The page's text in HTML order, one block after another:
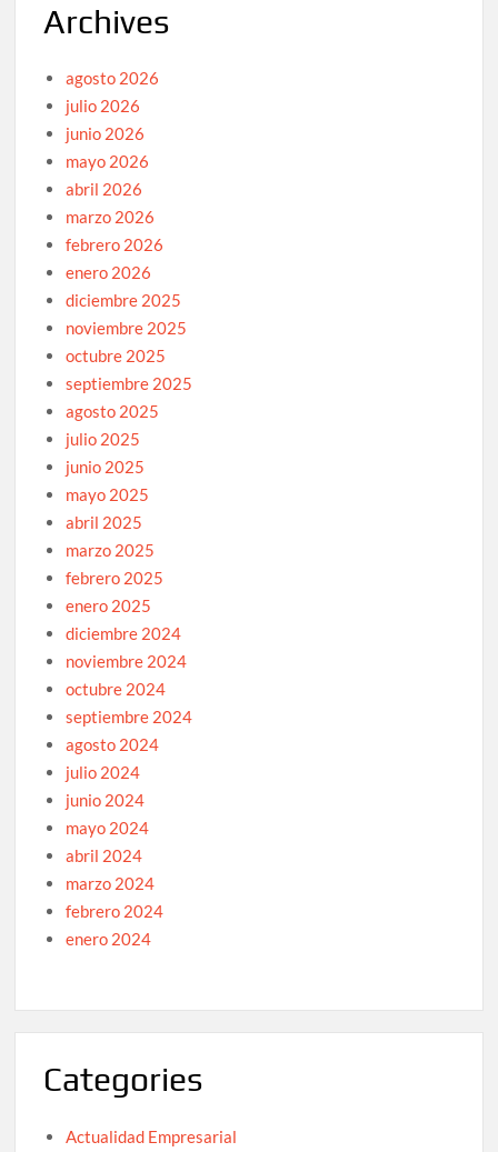
Archives
agosto 2026
julio 2026
junio 2026
mayo 2026
abril 2026
marzo 2026
febrero 2026
enero 2026
diciembre 2025
noviembre 2025
octubre 2025
septiembre 2025
agosto 2025
julio 2025
junio 2025
mayo 2025
abril 2025
marzo 2025
febrero 2025
enero 2025
diciembre 2024
noviembre 2024
octubre 2024
septiembre 2024
agosto 2024
julio 2024
junio 2024
mayo 2024
abril 2024
marzo 2024
febrero 2024
enero 2024
Categories
Actualidad Empresarial